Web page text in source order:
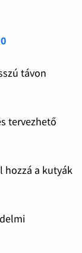
távon
tervezhető
hozzá a kutyák